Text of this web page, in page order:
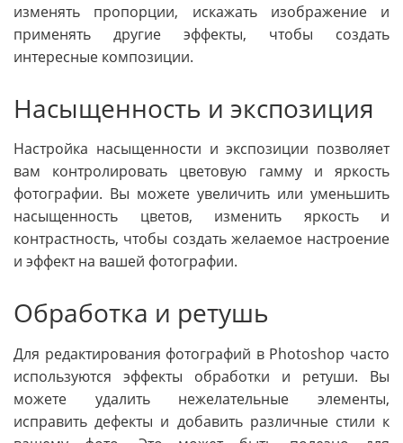
изменять пропорции, искажать изображение и
применять другие эффекты, чтобы создать
интересные композиции.
Насыщенность и экспозиция
Настройка насыщенности и экспозиции позволяет
вам контролировать цветовую гамму и яркость
фотографии. Вы можете увеличить или уменьшить
насыщенность цветов, изменить яркость и
контрастность, чтобы создать желаемое настроение
и эффект на вашей фотографии.
Обработка и ретушь
Для редактирования фотографий в Photoshop часто
используются эффекты обработки и ретуши. Вы
можете удалить нежелательные элементы,
исправить дефекты и добавить различные стили к